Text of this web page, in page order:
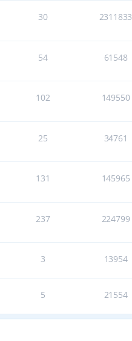
30 2311833
54 61548
102 149550
25 34761
131 145965
237 224799
3 13954
5 21554